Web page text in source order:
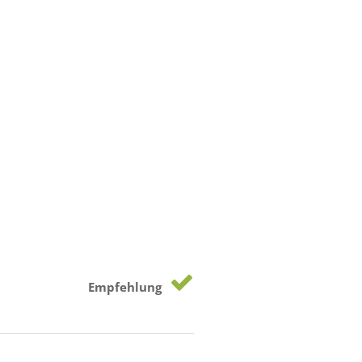
Empfehlung